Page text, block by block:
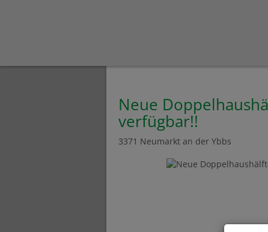
Neue
verfügbar!!
3371 Neumarkt an der Ybbs